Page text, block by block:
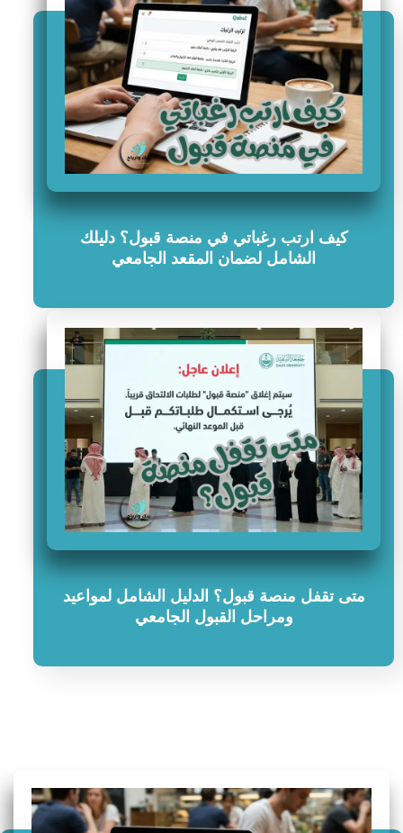
كيف ارتب رغباتي في منصة قبول؟ دليلك
الشامل لضمان المقعد الجامعي
متى تقفل منصة قبول؟ الدليل الشامل لمواعيد
ومراحل القبول الجامعي
سؤال وجواب